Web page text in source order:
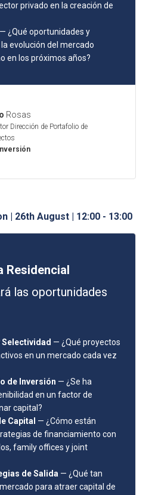
privado en la creación de
— ¿Qué oportunidades y
evolución del mercado
en los próximos años?
Rosas
Dirección de Portafolio de
| 26th August | 12:00 - 13:00
Residencial
las oportunidades
— ¿Qué proyectos
en un mercado cada vez
de Inversión — ¿Se ha
en un factor de
capital?
Capital — ¿Cómo están
de financiamiento con
family offices y joint
de Salida — ¿Qué tan
para atraer capital de